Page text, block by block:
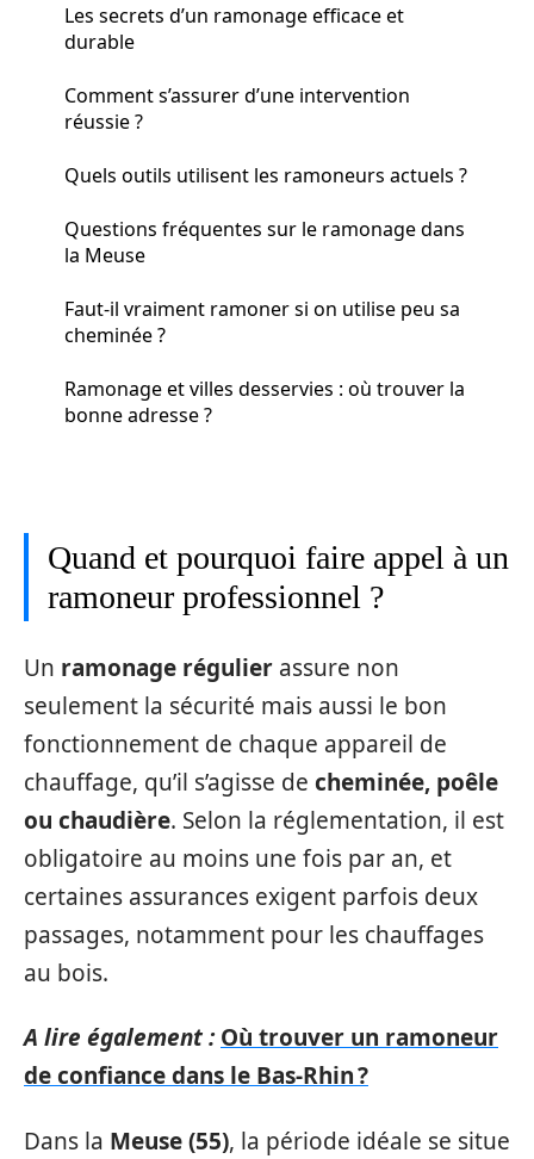
Les secrets d’un ramonage efficace et
durable
Comment s’assurer d’une intervention
réussie ?
Quels outils utilisent les ramoneurs actuels ?
Questions fréquentes sur le ramonage dans
la Meuse
Faut-il vraiment ramoner si on utilise peu sa
cheminée ?
Ramonage et villes desservies : où trouver la
bonne adresse ?
Quand et pourquoi faire appel à un
ramoneur professionnel ?
Un ramonage régulier assure non
seulement la sécurité mais aussi le bon
fonctionnement de chaque appareil de
chauffage, qu’il s’agisse de cheminée, poêle
ou chaudière. Selon la réglementation, il est
obligatoire au moins une fois par an, et
certaines assurances exigent parfois deux
passages, notamment pour les chauffages
au bois.
A lire également : Où trouver un ramoneur
de confiance dans le Bas-Rhin ?
Dans la Meuse (55), la période idéale se situe